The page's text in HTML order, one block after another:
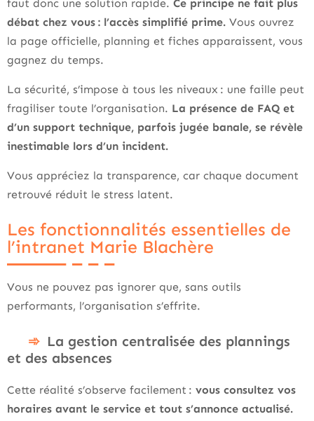
faut donc une solution rapide. Ce principe ne fait plus
débat chez vous : l’accès simplifié prime. Vous ouvrez
la page officielle, planning et fiches apparaissent, vous
gagnez du temps.
La sécurité, s’impose à tous les niveaux : une faille peut
fragiliser toute l’organisation. La présence de FAQ et
d’un support technique, parfois jugée banale, se révèle
inestimable lors d’un incident.
Vous appréciez la transparence, car chaque document
retrouvé réduit le stress latent.
Les fonctionnalités essentielles de
l’intranet Marie Blachère
Vous ne pouvez pas ignorer que, sans outils
performants, l’organisation s’effrite.
La gestion centralisée des plannings
et des absences
Cette réalité s’observe facilement : vous consultez vos
horaires avant le service et tout s’annonce actualisé.